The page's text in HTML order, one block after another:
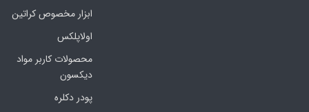
ابزار مخصوص کراتین
اولاپلکس
محصولات کاربر مواد
دیکسون
پودر دکلره